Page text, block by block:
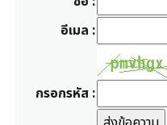
อีเมล :
กรอกรหัส :